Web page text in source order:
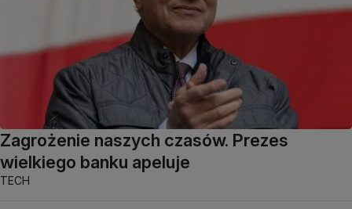
Zagrożenie naszych czasów. Prezes
wielkiego banku apeluje
TECH